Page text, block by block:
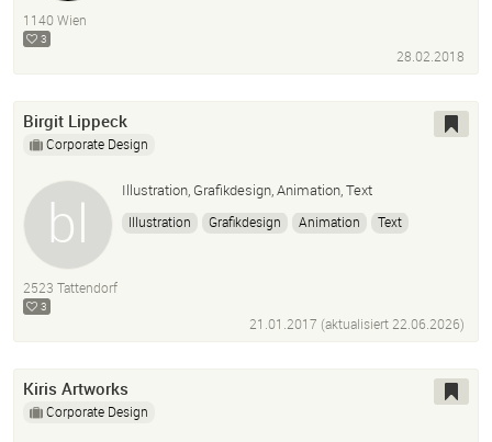
1140 Wien
3
28.02.2018
Birgit Lippeck
Corporate Design
Illustration, Grafikdesign, Animation, Text
Illustration Grafikdesign Animation
Text
2523 Tattendorf
3
21.01.2017 (aktualisiert22.06.2026)
Kiris Artworks
Corporate Design